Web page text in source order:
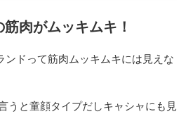
筋肉がムッキムキ！
ンドって筋肉ムッキムキには見えな
うと童顔タイプだしキャシャにも見